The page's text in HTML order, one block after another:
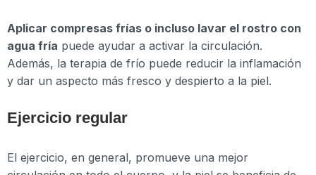
Aplicar compresas frías o incluso lavar el rostro con
agua fría puede ayudar a activar la circulación.
Además, la terapia de frío puede reducir la inflamación
y dar un aspecto más fresco y despierto a la piel.
Ejercicio regular
El ejercicio, en general, promueve una mejor